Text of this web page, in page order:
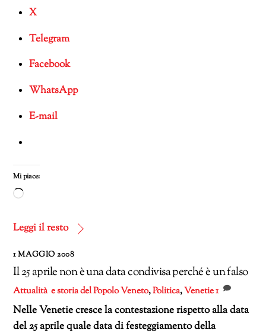
X
Telegram
Facebook
WhatsApp
E-mail
Mi piace:
Caricamento
corso…
Leggi il resto
1 MAGGIO 2008
Il 25 aprile non è una data condivisa perché è un falso
Attualità e storia del Popolo Veneto,Politica,Venetie1
Nelle Venetie cresce la contestazione rispetto alla data
del 25 aprile quale data di festeggiamento della